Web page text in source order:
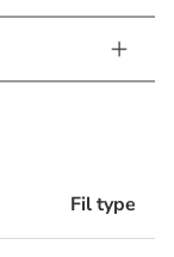
Fil type